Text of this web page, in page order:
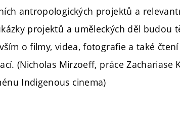
antropologických projektů a
projektů a uměleckých děl budou
o filmy, videa, fotografie a také
(Nicholas Mirzoeff, práce Zachariase
Indigenous cinema)